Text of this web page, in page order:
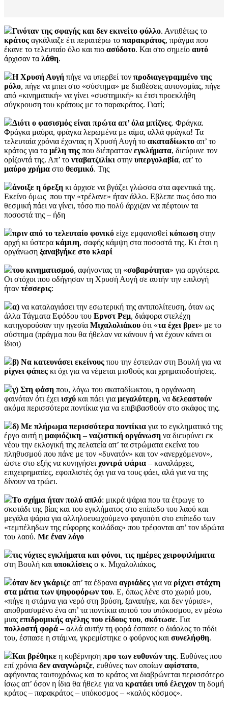
Γινόταν της σφαγής και δεν εκινείτο φύλλο. Αντιθέτως το
κράτος αγκάλιαζε έτι περαιτέρω το παρακράτος, πράγμα που
έκανε το τελευταίο όλο και πιο ασύδοτο. Και στο σημείο αυτό
άρχισαν τα λάθη.
Η Χρυσή Αυγή πήγε να υπερβεί τον προδιαγεγραμμένο της
ρόλο, πήγε να μπει στο «σύστημα» με διαθέσεις αυτονομίας, πήγε
από «κινηματική» να γίνει «συστημική» κι έτσι προεκλήθη
σύγκρουση του κράτους με το παρακράτος. Γιατί;
Διότι ο φασισμός είναι πρώτα απ’ όλα μπίζνες. Φράγκα.
Φράγκα μαύρα, φράγκα λερωμένα με αίμα, αλλά φράγκα! Τα
τελευταία χρόνια έχοντας η Χρυσή Αυγή το ακαταδίωκτο απ’ το
κράτος για τα μέλη της που διέπρατταν εγκλήματα, διεύρυνε τον
ορίζοντά της. Απ’ το νταβατζιλίκι στην υπεργολαβία, απ’ το
μαύρο χρήμα στο θεσμικό. Της
άνοιξε η όρεξη κι άρχισε να βγάζει γλώσσα στα αφεντικά της.
Εκείνο όμως που την «τρέλανε» ήταν άλλο. Εβλεπε πως όσο πιο
θεσμική πάει να γίνει, τόσο πιο πολύ άρχιζαν να πέφτουν τα
ποσοστά της – ήδη
πριν από το τελευταίο φονικό είχε εμφανισθεί κόπωση στην
αρχή κι ύστερα κάμψη, σαφής κάμψη στα ποσοστά της. Κι έτσι η
οργάνωση ξαναβγήκε στο κλαρί
του κινηματισμού, αφήνοντας τη «σοβαρότητα» για αργότερα.
Οι στόχοι που οδήγησαν τη Χρυσή Αυγή σε αυτήν την επιλογή
ήταν τέσσερις:
α) να καταλαγιάσει την εσωτερική της αντιπολίτευση, όταν ως
άλλα Τάγματα Εφόδου του Ερνστ Ρεμ, διάφορα στελέχη
κατηγορούσαν την ηγεσία Μιχαλολιάκου ότι «τα έχει βρει» με το
σύστημα (πράγμα που θα ήθελαν να κάνουν ή να έχουν κάνει οι
ίδιοι)
β) Να κατευνάσει εκείνους που την έστειλαν στη Βουλή για να
ρίχνει φάπες κι όχι για να νέμεται μισθούς και χρηματοδοτήσεις.
γ) Στη φάση που, λόγω του ακαταδίωκτου, η οργάνωση
φαινόταν ότι έχει ισχύ και πάει για μεγαλύτερη, να δελεαστούν
ακόμα περισσότερα ποντίκια για να επιβιβασθούν στο σκάφος της.
δ) Με πλήρωμα περισσότερα ποντίκια για το εγκληματικό της
έργο αυτή η μαφιόζικη – ναζιστική οργάνωση να διευρύνει εκ
νέου την εκλογική της πελατεία απ’ τα στρώματα εκείνα του
πληθυσμού που πάνε με τον «δυνατόν» και τον «ανερχόμενον»,
ώστε στο εξής να κυνηγήσει χοντρά ψάρια – καναλάρχες,
επιχειρηματίες, εφοπλιστές όχι για να τους φάει, αλά για να της
δίνουν να τρώει.
Το σχήμα ήταν πολύ απλό: μικρά ψάρια που τα έτρωγε το
σκοτάδι της βίας και του εγκλήματος στο επίπεδο του λαού και
μεγάλα ψάρια για αλληλοευωχούμενο φαγοπότι στο επίπεδο των
«τεμπέληδων της εύφορης κοιλάδας» που τρέφονται απ’ τον ιδρώτα
του λαού. Με έναν λόγο
τις νύχτες εγκλήματα και φόνοι, τις ημέρες χειροφιλήματα
στη Βουλή και υποκλίσεις ο κ. Μιχαλολιάκος,
όταν δεν γκάριζε απ’ τα έδρανα αγριάδες για να ρίχνει στάχτη
στα μάτια των ψηφοφόρων του. Ε, όπως λένε στο χωριό μου,
«πήγε η στάμνα για νερό στη βρύση, ξαναπήγε, και δεν γύρισε»,
αποθρασυμένο ένα απ’ τα ποντίκια αυτού του υπόκοσμου, εν μέσω
μιας επιδρομικής αγέλης του είδους του, σκότωσε. Για
πολλοστή φορά – αλλά αυτήν τη φορά έσπασε ο διάολος το πόδι
του, έσπασε η στάμνα, γκρεμίστηκε ο φούρνος και συνελήφθη.
Και βρέθηκε η κυβέρνηση προ των ευθυνών της. Ευθύνες που
επί χρόνια δεν αναγνώριζε, ευθύνες των οποίων αφίστατο,
αφήνοντας ταυτοχρόνως και το κράτος να διαβρώνεται περισσότερο
ίσως απ’ όσον η ίδια θα ήθελε για να κρατάει υπό έλεγχον τη δομή
κράτος – παρακράτος – υπόκοσμος – «καλός κόσμος».